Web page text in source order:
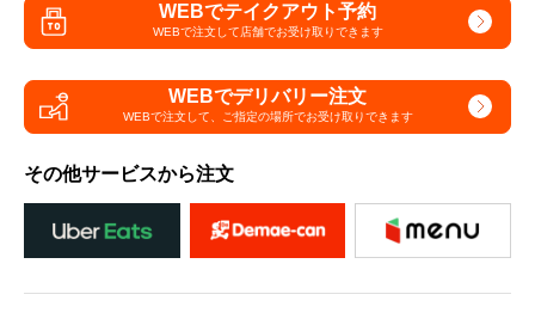
WEBでテイクアウト予約
WEBで注文して店舗でお受け取りできます
WEBでデリバリー注文
WEBで注文して、 ご指定の場所でお受け取りできます
その他サービスから注文